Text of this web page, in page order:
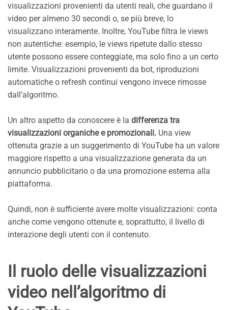
visualizzazioni provenienti da utenti reali, che guardano il
video per almeno 30 secondi o, se più breve, lo
visualizzano interamente. Inoltre, YouTube filtra le views
non autentiche: esempio, le views ripetute dallo stesso
utente possono essere conteggiate, ma solo fino a un certo
limite. Visualizzazioni provenienti da bot, riproduzioni
automatiche o refresh continui vengono invece rimosse
dall’algoritmo.
Un altro aspetto da conoscere è la differenza tra
visualizzazioni organiche e promozionali. Una view
ottenuta grazie a un suggerimento di YouTube ha un valore
maggiore rispetto a una visualizzazione generata da un
annuncio pubblicitario o da una promozione esterna alla
piattaforma.
Quindi, non è sufficiente avere molte visualizzazioni: conta
anche come vengono ottenute e, soprattutto, il livello di
interazione degli utenti con il contenuto.
Il ruolo delle visualizzazioni
video nell’algoritmo di